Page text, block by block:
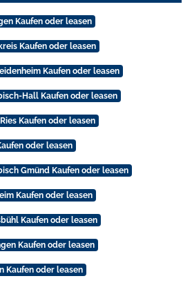
Kaufen oder leasen
Kaufen oder leasen
Kaufen oder leasen
Hall Kaufen oder leasen
Kaufen oder leasen
oder leasen
Gmünd Kaufen oder leasen
Kaufen oder leasen
Kaufen oder leasen
Kaufen oder leasen
Kaufen oder leasen